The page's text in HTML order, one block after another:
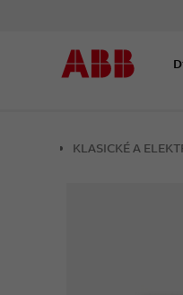
KLASICKÉ A